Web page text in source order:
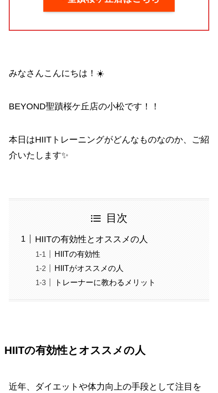
みなさんこんにちは！☀️
BEYOND聖蹟桜ケ丘店の小松です！！
本日はHIITトレーニングがどんなものなのか、ご紹
介いたします✨
目次
HIITの有効性とオススメの人
HIITの有効性
HIITがオススメの人
トレーナーに教わるメリット
HIITの有効性とオススメの人
近年、ダイエットや体力向上の手段として注目を